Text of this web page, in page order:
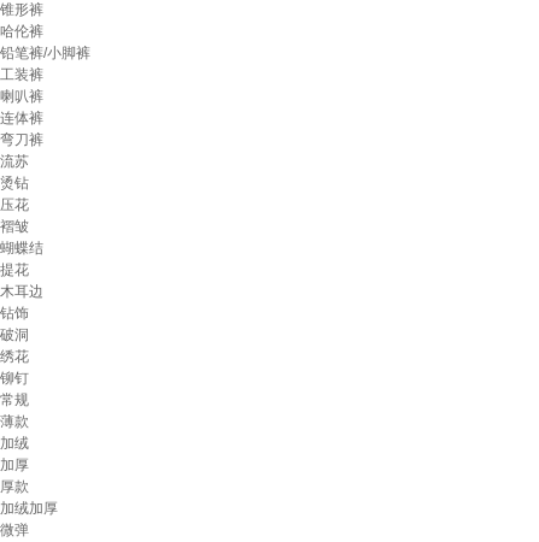
锥形裤
哈伦裤
铅笔裤/小脚裤
工装裤
喇叭裤
连体裤
弯刀裤
流苏
烫钻
压花
褶皱
蝴蝶结
提花
木耳边
钻饰
破洞
绣花
铆钉
常规
薄款
加绒
加厚
厚款
加绒加厚
微弹